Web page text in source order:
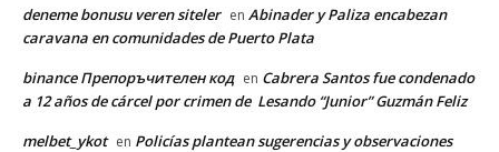
deneme bonusu veren siteler en Abinader y Paliza encabezan
caravana en comunidades de Puerto Plata
binance Препоръчителен код en Cabrera Santos fue condenado
a 12 años de cárcel por crimen de Lesando “Junior” Guzmán Feliz
melbet_ykot en Policías plantean sugerencias y observaciones